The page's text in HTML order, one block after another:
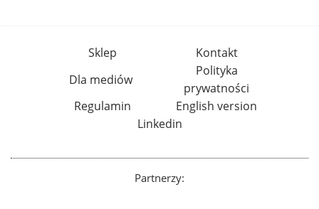
Sklep
Kontakt
Dla mediów
Polityka
prywatności
Regulamin
English version
Linkedin
Partnerzy: